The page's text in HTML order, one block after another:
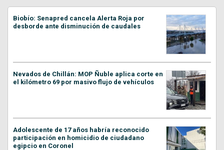
Biobío: Senapred cancela Alerta Roja por
desborde ante disminución de caudales
Nevados de Chillán: MOP Ñuble aplica corte en
el kilómetro 69 por masivo flujo de vehículos
Adolescente de 17 años habría reconocido
participación en homicidio de ciudadano
egipcio en Coronel